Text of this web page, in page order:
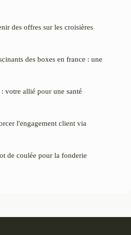
des offres sur les croisières
des boxes en france : une
votre allié pour une santé
l'engagement client via
de coulée pour la fonderie